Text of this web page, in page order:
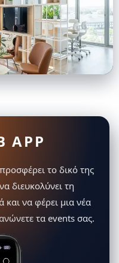
APP
το δικό της
διευκολύνει τη
και να φέρει μια νέα
τα events σας.